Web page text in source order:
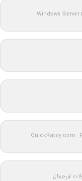
QuickRatey.com :
اورجینال